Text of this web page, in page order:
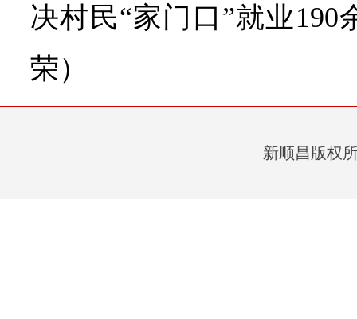
决村民“家门口”就业190
荣）
新顺昌版权